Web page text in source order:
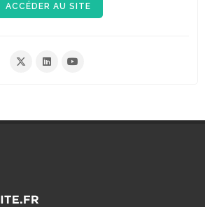
ACCÉDER AU SITE